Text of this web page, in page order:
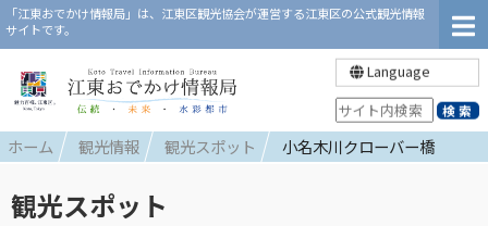
「江東おでかけ情報局」は、江東区観光協会が運営する江東区の公式観光情報
サイトです。
Language
ホーム 観光情報 観光スポット 小名木川クローバー橋
観光スポット